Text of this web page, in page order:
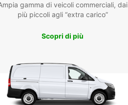
gamma di veicoli commerciali, dai
più piccoli agli “extra carico”
Scopri di più